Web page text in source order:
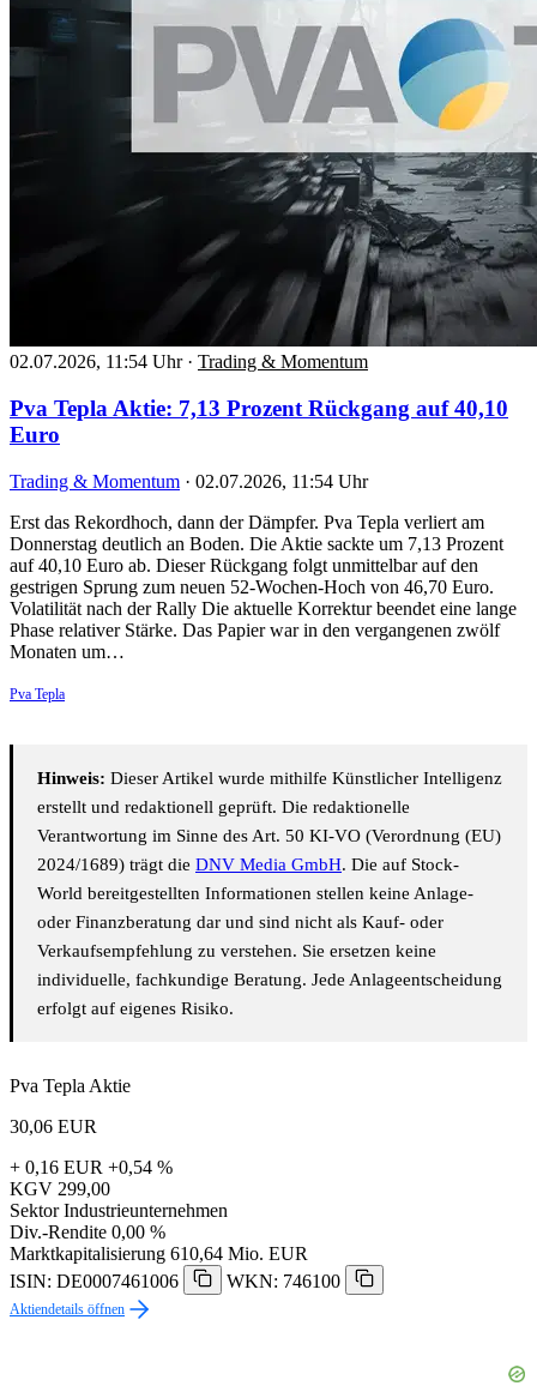
02.07.2026, 11:54 Uhr · Trading & Momentum
Pva Tepla Aktie: 7,13 Prozent Rückgang auf 40,10
Euro
Trading & Momentum · 02.07.2026, 11:54 Uhr
Erst das Rekordhoch, dann der Dämpfer. Pva Tepla verliert am
Donnerstag deutlich an Boden. Die Aktie sackte um 7,13 Prozent
auf 40,10 Euro ab. Dieser Rückgang folgt unmittelbar auf den
gestrigen Sprung zum neuen 52-Wochen-Hoch von 46,70 Euro.
Volatilität nach der Rally Die aktuelle Korrektur beendet eine lange
Phase relativer Stärke. Das Papier war in den vergangenen zwölf
Monaten um…
Pva Tepla
Hinweis: Dieser Artikel wurde mithilfe Künstlicher Intelligenz
erstellt und redaktionell geprüft. Die redaktionelle
Verantwortung im Sinne des Art. 50 KI-VO (Verordnung (EU)
2024/1689) trägt die DNV Media GmbH. Die auf Stock-
World bereitgestellten Informationen stellen keine Anlage-
oder Finanzberatung dar und sind nicht als Kauf- oder
Verkaufsempfehlung zu verstehen. Sie ersetzen keine
individuelle, fachkundige Beratung. Jede Anlageentscheidung
erfolgt auf eigenes Risiko.
Pva Tepla Aktie
30,06 EUR
+ 0,16 EUR +0,54 %
KGV 299,00
Sektor Industrieunternehmen
Div.-Rendite 0,00 %
Marktkapitalisierung 610,64 Mio. EUR
ISIN: DE0007461006
WKN: 746100
Aktiendetails öffnen